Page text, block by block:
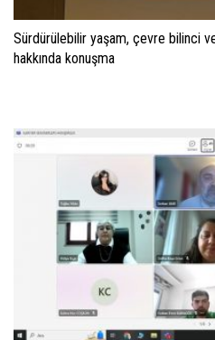
Sürdürülebilir yaşam, çevre bilinci
hakkında konuşma